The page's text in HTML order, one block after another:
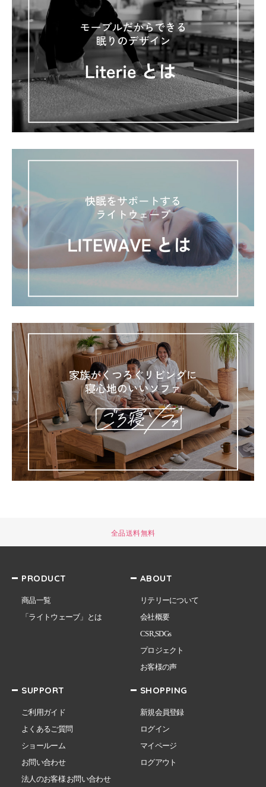
全品送料無料
PRODUCT
商品一覧
「ライトウェーブ」とは
ABOUT
リテリーについて
会社概要
CSR,SDGs
プロジェクト
お客様の声
SUPPORT
ご利用ガイド
よくあるご質問
ショールーム
お問い合わせ
法人のお客様 お問い合わせ
SHOPPING
新規会員登録
ログイン
マイページ
ログアウト